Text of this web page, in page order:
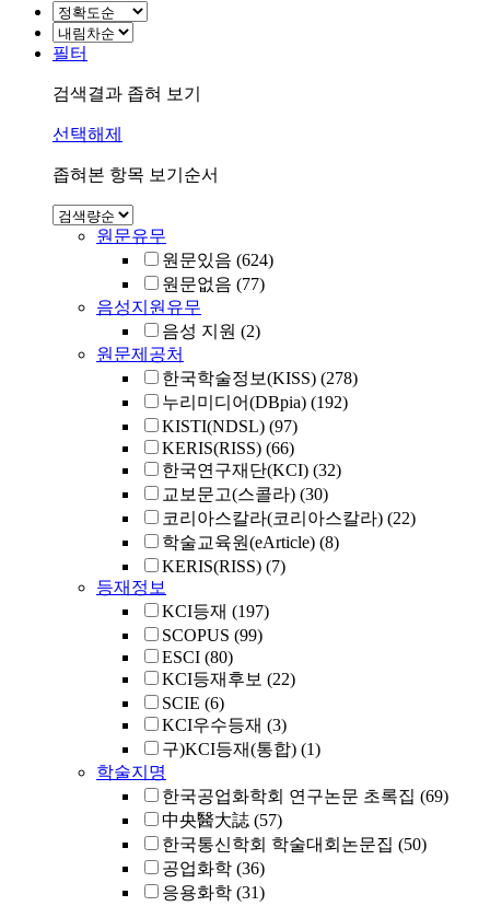
필터
검색결과 좁혀 보기
선택해제
좁혀본 항목 보기순서
원문유무
원문있음 (624)
원문없음 (77)
음성지원유무
음성 지원 (2)
원문제공처
한국학술정보(KISS) (278)
누리미디어(DBpia) (192)
KISTI(NDSL) (97)
KERIS(RISS) (66)
한국연구재단(KCI) (32)
교보문고(스콜라) (30)
코리아스칼라(코리아스칼라) (22)
학술교육원(eArticle) (8)
KERIS(RISS) (7)
등재정보
KCI등재 (197)
SCOPUS (99)
ESCI (80)
KCI등재후보 (22)
SCIE (6)
KCI우수등재 (3)
구)KCI등재(통합) (1)
학술지명
한국공업화학회 연구논문 초록집 (69)
中央醫大誌 (57)
한국통신학회 학술대회논문집 (50)
공업화학 (36)
응용화학 (31)